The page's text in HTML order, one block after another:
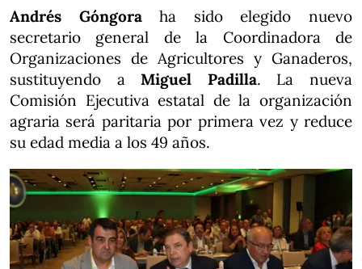
Andrés Góngoraha sido elegido nuevo
secretario general de la Coordinadora de
Organizaciones de Agricultores y Ganaderos,
sustituyendo aMiguel Padilla. La nueva
Comisión Ejecutiva estatal de la organización
agraria será paritaria por primera vez y reduce
su edad media a los 49 años.